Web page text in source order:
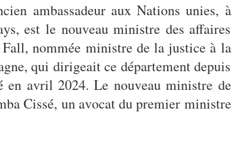
ambassadeur aux Nations unies, à
est le nouveau ministre des affaires
nommée ministre de la justice à la
qui dirigeait ce département depuis
en avril 2024. Le nouveau ministre de
Cissé, un avocat du premier ministre